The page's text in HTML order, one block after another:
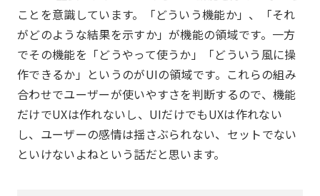
ことを意識しています。「どういう機能か」、「それ
がどのような結果を示すか」が機能の領域です。一方
でその機能を「どうやって使うか」「どういう風に操
作できるか」というのがUIの領域です。これらの組み
合わせでユーザーが使いやすさを判断するので、機能
だけでUXは作れないし、UIだけでもUXは作れない
し、ユーザーの感情は揺さぶられない、セットでない
といけないよねという話だと思います。